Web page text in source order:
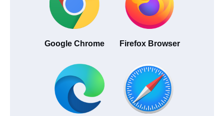
Google Chrome Firefox Browser